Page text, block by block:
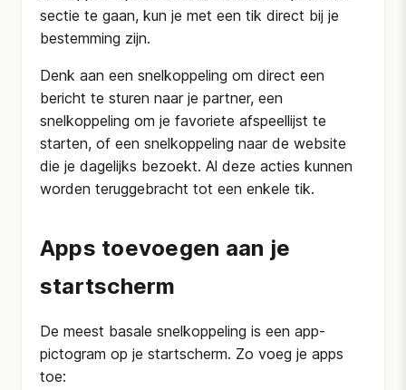
sectie te gaan, kun je met een tik direct bij je
bestemming zijn.
Denk aan een snelkoppeling om direct een
bericht te sturen naar je partner, een
snelkoppeling om je favoriete afspeellijst te
starten, of een snelkoppeling naar de website
die je dagelijks bezoekt. Al deze acties kunnen
worden teruggebracht tot een enkele tik.
Apps toevoegen aan je
startscherm
De meest basale snelkoppeling is een app-
pictogram op je startscherm. Zo voeg je apps
toe: